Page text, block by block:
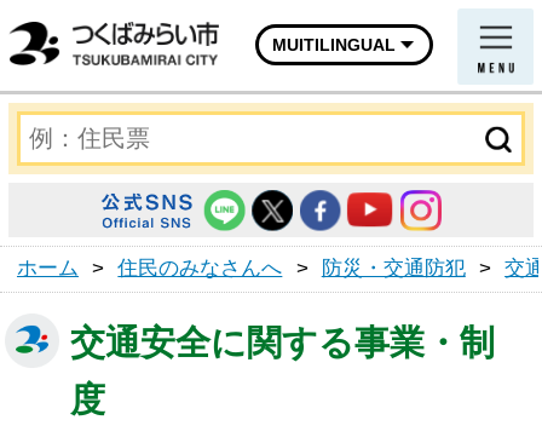
MUITILINGUAL
ホーム > 住民のみなさんへ > 防災・交通防犯 > 交
交通安全に関する事業・制
度